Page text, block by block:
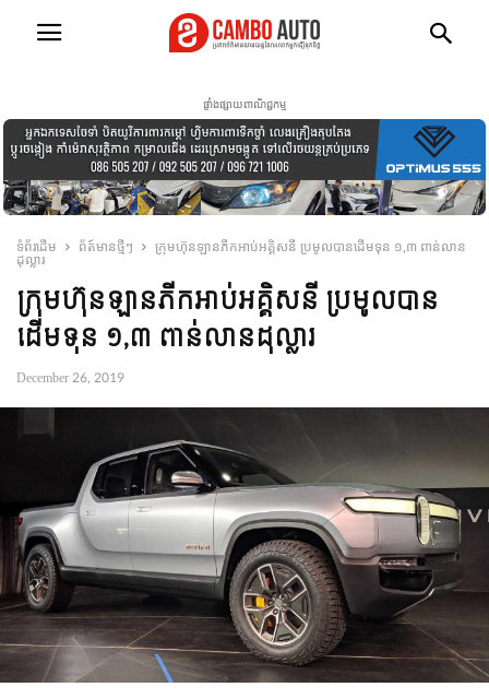
ផ្ទាំងផ្សាយពាណិជ្ជកម្ម
ទំព័រដើម ព័ត៍មានថ្មីៗ
ក្រុមហ៊ុនឡានភីកអាប់អគ្គិសនី ប្រមូលបានដើមទុន ១,៣ ពាន់លាន
ដុល្លារ
ក្រុមហ៊ុនឡានភីកអាប់អគ្គិសនី ប្រមូលបាន
ដើមទុន ១,៣ ពាន់លានដុល្លារ
December 26, 2019